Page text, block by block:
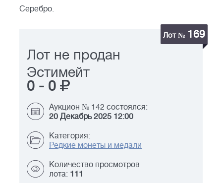
Серебро.
Лот № 169
Лот не продан
Эстимейт
0 - 0
Аукцион № 142 состоялся:
20 Декабрь 2025 12:00
Категория:
Редкие монеты и медали
Количество просмотров
лота: 111